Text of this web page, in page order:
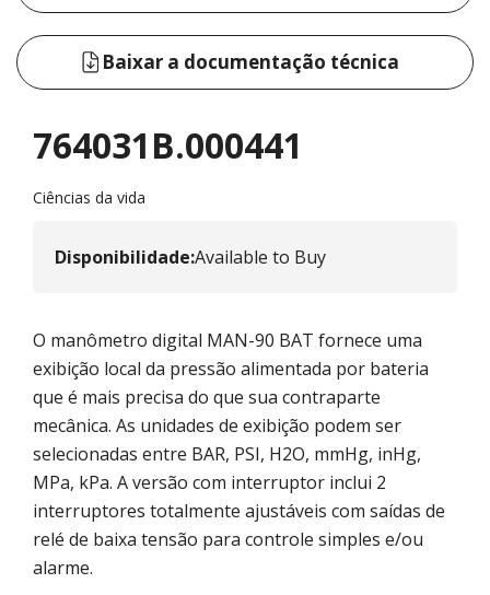
Baixar a documentação técnica
764031B.000441
Ciências da vida
Disponibilidade:Available to Buy
O manômetro digital MAN-90 BAT fornece uma
exibição local da pressão alimentada por bateria
que é mais precisa do que sua contraparte
mecânica. As unidades de exibição podem ser
selecionadas entre BAR, PSI, H2O, mmHg, inHg,
MPa, kPa. A versão com interruptor inclui 2
interruptores totalmente ajustáveis com saídas de
relé de baixa tensão para controle simples e/ou
alarme.